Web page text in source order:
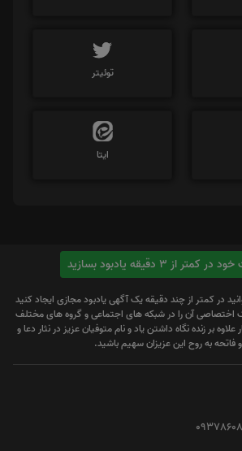
توئیتر
ایتا
از 3 دقیقه یادبود بسازید
در کمتر از چند دقیقه یک آگهی یادبود مجازی ایجاد کنید
اختصاصی آن را در شبکه های اجتماعی و گروه های مختلف
علاوه بر زنده نگاه داشتن یاد و نام متوفیان عزیز در نثار دعا و
فاتحه به روح این عزیزان سهیم باشید.